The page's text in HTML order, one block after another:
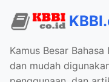
Kamus Besar
dan mudah